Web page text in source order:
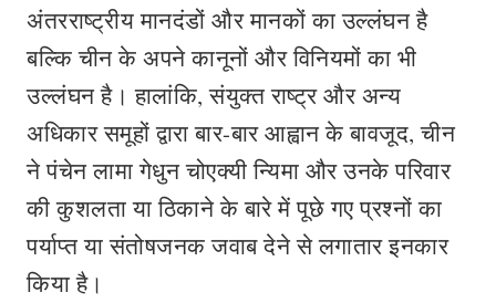
अंतरराष्ट्रीय मानदंडों और मानकों का उल्लंघन है
बल्कि चीन के अपने कानूनों और विनियमों का भी
उल्लंघन है। हालांकि, संयुक्त राष्ट्र और अन्य
अधिकार समूहों द्वारा बार-बार आह्वान के बावजूद, चीन
ने पंचेन लामा गेधुन चोएक्यी न्यिमा और उनके परिवार
की कुशलता या ठिकाने के बारे में पूछे गए प्रश्नों का
पर्याप्त या संतोषजनक जवाब देने से लगातार इनकार
किया है।